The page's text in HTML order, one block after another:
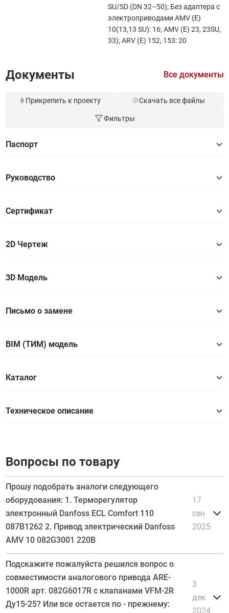
SU/SD (DN 32–50); Без адаптера с
электроприводами AMV (E)
10(13,13 SU): 16; AMV (E) 23, 23SU,
33); ARV (E) 152, 153: 20
Документы Все документы
Прикрепить к проекту Скачать все файлы
Фильтры
Паспорт
Руководство
Сертификат
2D Чертеж
3D Модель
Письмо о замене
BIM (ТИМ) модель
Каталог
Техническое описание
Вопросы по товару
Прошу подобрать аналоги следующего
оборудования: 1. Терморегулятор
электронный Danfoss ECL Comfort 110
087B1262 2. Привод электрический Danfoss
AMV 10 082G3001 220В
17
сен
2025
Подскажите пожалуйста решился вопрос о
совместимости аналогового привода ARE-
1000R арт. 082G6017R с клапанами VFM-2R
Ду15-25? Или все остается по - прежнему:
3
дек
2024